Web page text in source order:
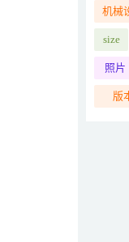
机械
size
照片
版